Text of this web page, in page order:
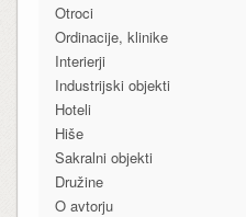
Otroci
Ordinacije, klinike
Interierji
Industrijski objekti
Hoteli
Hiše
Sakralni objekti
Družine
O avtorju